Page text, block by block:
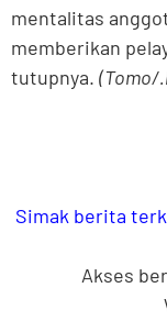
mentalitas
memberikan
tutupnya. (Tomo/
Simak berita
Akses